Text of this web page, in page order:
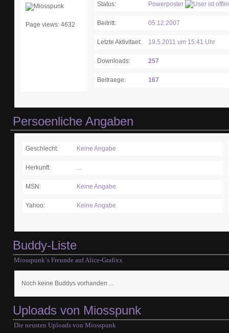
Page views: 4632
Status: Powerposter
Beitritt: 05.12.2007
Letzte Aktivitaet: 19.5.2011 um 15:41 Uhr
Downloads: 257
Beitraege: 167
Persoenliche Angaben
Geschlecht: Keine Angabe
Herkunft: ...
MSN: Keine Angabe
Yahoo: Keine Angabe
Buddy-Liste
Miosspunk`s Freunde auf Alice-Grafixx
Noch keine Buddys vorhanden ...
Uploads von Miosspunk
Die neusten Uploads von Miosspunk